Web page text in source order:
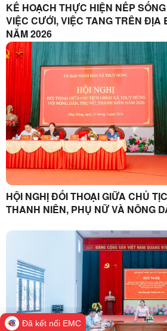
KẾ HOẠCH THỰC HIỆN NẾP
VIỆC CƯỚI, VIỆC TANG TRÊN ĐỊA BÀN XÃ THỤY HÙNG
NĂM 2026
HỘI NGHỊ ĐỐI THOẠI GIỮA CHỦ
THANH NIÊN, PHỤ NỮ VÀ NÔNG
Đã kết nối EMC